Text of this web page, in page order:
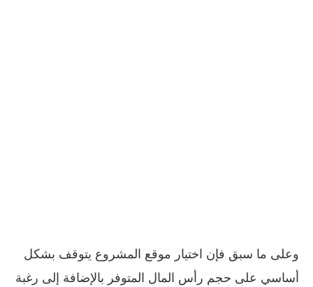
وعلى ما سبق فإن اختيار موقع المشروع يتوقف بشكل
أساسي على حجم رأس المال المتوفر بالإضافة إلى رغبة